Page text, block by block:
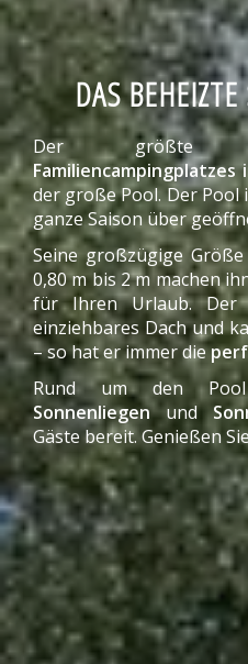
DAS
Der größte
der große Pool. Der Pool
ganze Saison über
Seine großzügige
0,80 m bis 2 m machen
für Ihren Urlaub.
einziehbares Dach und
– so hat er immer die
Rund um den
Sonnenliegenund
Gäste bereit. Genießen